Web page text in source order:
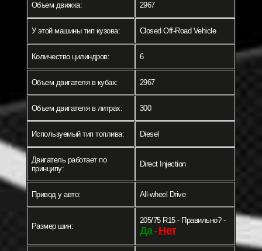
Объем движка: 2967
У этой машины тип кузова: Closed Off-Road Vehicle
Количество цилиндров: 6
Объем двигателя в кубах: 2967
Объем двигателя в литрах: 300
Используемый тип топлива: Diesel
Двигатель работает по
принципу:
Direct Injection
Привод у авто: All-wheel Drive
Размер шин:
205/75 R15 - Правильно? -
Да- Нет